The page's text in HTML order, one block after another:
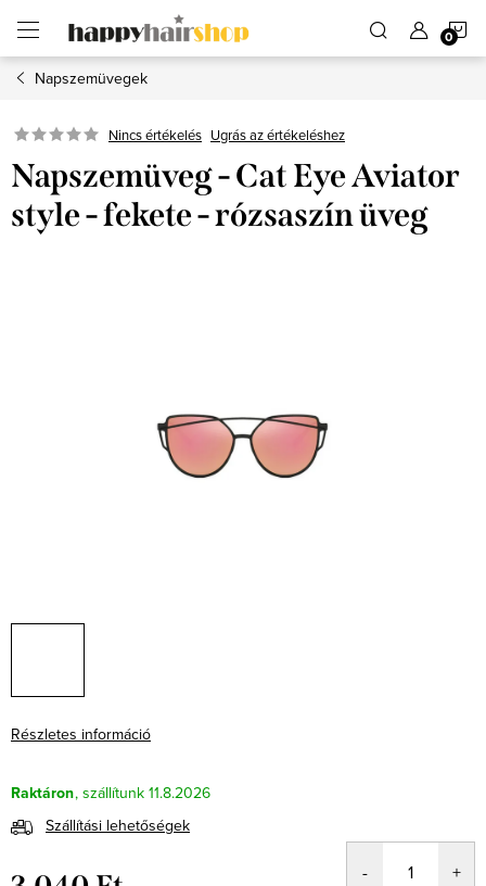
fő
tartalomhozNapszemüvegek
Nincs értékelés Ugrás az értékeléshez
Napszemüveg - Cat Eye Aviator
style - fekete - rózsaszín üveg
Részletes információ
Raktáron
11.8.2026
Szállítási lehetőségek